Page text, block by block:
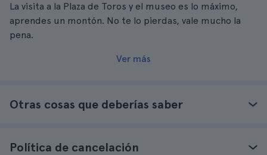
La visita a la Plaza de Toros y el museo es lo máximo,
aprendes un montón. No te lo pierdas, vale mucho la
pena.
Ver más
Otras cosas que deberías saber
Política de cancelación